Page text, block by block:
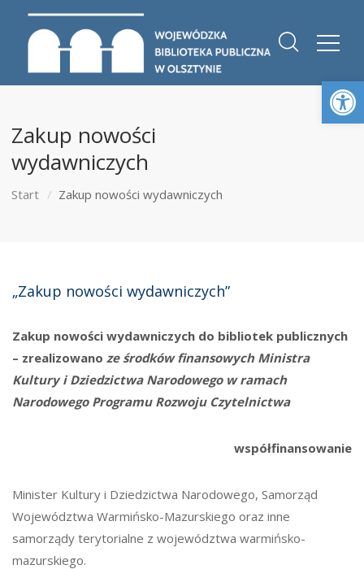
Zakup nowości
wydawniczych
Start Zakup nowości wydawniczych
„Zakup nowości wydawniczych”
Zakup nowości wydawniczych do bibliotek publicznych
– zrealizowano ze środków finansowych Ministra
Kultury i Dziedzictwa Narodowego w ramach
Narodowego Programu Rozwoju Czytelnictwa
współfinansowanie
Minister Kultury i Dziedzictwa Narodowego, Samorząd
Województwa Warmińsko-Mazurskiego oraz inne
samorządy terytorialne z województwa warmińsko-
mazurskiego.